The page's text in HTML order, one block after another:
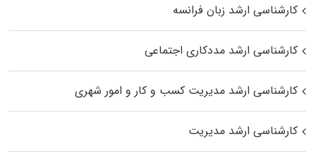
کارشناسی ارشد زبان فرانسه
کارشناسی ارشد مددکاری اجتماعی
کارشناسی ارشد مدیریت کسب و کار و امور شهری
کارشناسی ارشد مدیریت